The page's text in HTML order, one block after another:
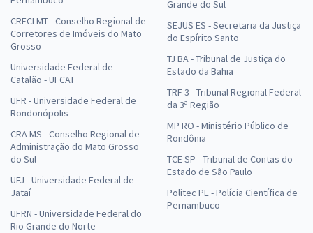
CRECI MT - Conselho Regional de
Corretores de Imóveis do Mato
Grosso
Universidade Federal de
Catalão - UFCAT
UFR - Universidade Federal de
Rondonópolis
CRA MS - Conselho Regional de
Administração do Mato Grosso
do Sul
UFJ - Universidade Federal de
Jataí
UFRN - Universidade Federal do
Rio Grande do Norte
Grande do Sul
SEJUS ES - Secretaria da Justiça
do Espírito Santo
TJ BA - Tribunal de Justiça do
Estado da Bahia
TRF 3 - Tribunal Regional Federal
da 3ª Região
MP RO - Ministério Público de
Rondônia
TCE SP - Tribunal de Contas do
Estado de São Paulo
Politec PE - Polícia Científica de
Pernambuco